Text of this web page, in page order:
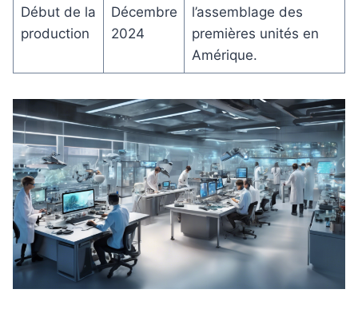
Début de la
production
Décembre
2024
l’assemblage des
premières unités en
Amérique.